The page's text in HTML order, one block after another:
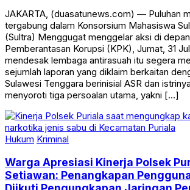
JAKARTA, (duasatunews.com) — Puluhan
tergabung dalam Konsorsium Mahasiswa
(Sultra) Menggugat menggelar aksi di
Pemberantasan Korupsi (KPK), Jumat, 31
mendesak lembaga antirasuah itu segera
sejumlah laporan yang diklaim berkaitan
Sulawesi Tenggara berinisial ASR dan
menyoroti tiga persoalan utama, yakni […]
Hukum Kriminal
Warga Apresiasi Kinerja Polsek
Setiawan: Penangkapan